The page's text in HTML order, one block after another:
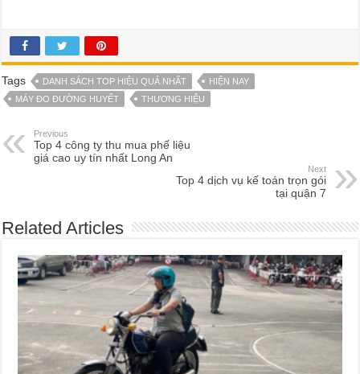
Tags DANH SÁCH TOP HIỆU QUẢ NHẤT
HIỆN NAY
MÁY ĐO ĐƯỜNG HUYẾT
THƯƠNG HIỆU
Previous
Top 4 công ty thu mua phế liệu
giá cao uy tín nhất Long An
Next
Top 4 dịch vụ kế toán trọn gói
tại quận 7
Related Articles